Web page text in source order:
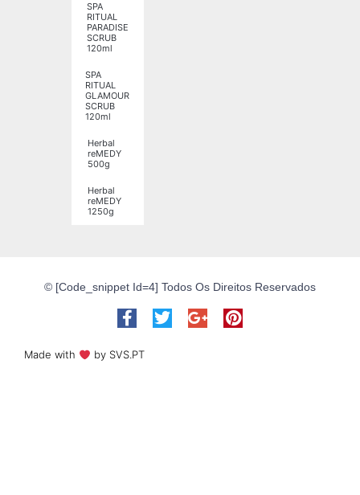
SPA
RITUAL
PARADISE
SCRUB
120ml
SPA
RITUAL
GLAMOUR
SCRUB
120ml
Herbal
reMEDY
500g
Herbal
reMEDY
1250g
© [code_snippet Id=4] Todos Os Direitos Reservados
Made with by SVS.PT​​